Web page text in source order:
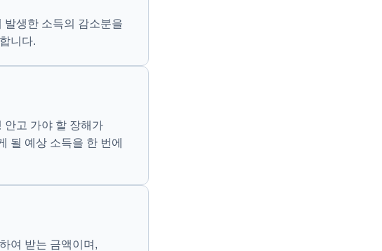
발생한 소득의 감소분을
니다.
안고 가야 할 장해가
될 예상 소득을 한 번에
여 받는 금액이며,